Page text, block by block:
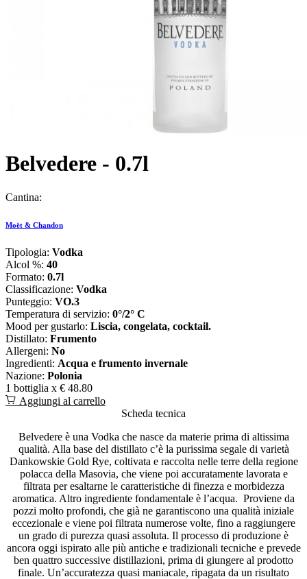
Belvedere - 0.7l
Cantina:
Moët & Chandon
Tipologia: Vodka
Alcol %: 40
Formato: 0.7l
Classificazione: Vodka
Punteggio: VO.3
Temperatura di servizio: 0°/2° C
Mood per gustarlo: Liscia, congelata, cocktail.
Distillato: Frumento
Allergeni: No
Ingredienti: Acqua e frumento invernale
Nazione: Polonia
1 bottiglia x € 48.80
Aggiungi al carrello
Scheda tecnica
Belvedere è una Vodka che nasce da materie prima di altissima
qualità. Alla base del distillato c’è la purissima segale di varietà
Dankowskie Gold Rye, coltivata e raccolta nelle terre della regione
polacca della Masovia, che viene poi accuratamente lavorata e
filtrata per esaltarne le caratteristiche di finezza e morbidezza
aromatica. Altro ingrediente fondamentale è l’acqua. Proviene da
pozzi molto profondi, che già ne garantiscono una qualità iniziale
eccezionale e viene poi filtrata numerose volte, fino a raggiungere
un grado di purezza quasi assoluta. Il processo di produzione è
ancora oggi ispirato alle più antiche e tradizionali tecniche e prevede
ben quattro successive distillazioni, prima di giungere al prodotto
finale. Un’accuratezza quasi maniacale, ripagata da un risultato